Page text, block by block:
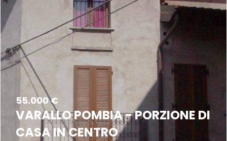
55.000 €
VARALLO POMBIA - PORZIONE DI
CASA IN CENTRO